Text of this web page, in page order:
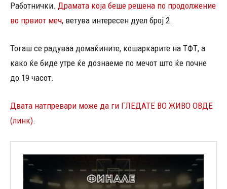
Работнички. Драмата која беше решена по продолжение
во првиот меч, ветува интересен дуел број 2.
Тогаш се радуваа домаќините, кошаркарите на ТФТ, а
како ќе биде утре ќе дознаеме по мечот што ќе почне
до 19 часот.
Двата натпревари може да ги ГЛЕДАТЕ ВО ЖИВО ОВДЕ
(линк).